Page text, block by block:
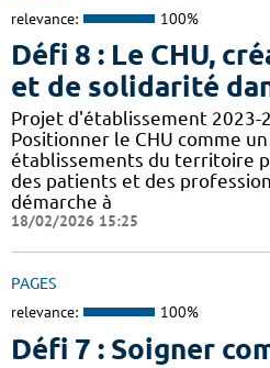
relevance: 100%
Défi 8 : Le CHU,
et de solidarité
Projet d'établissement 2023-
Positionner le CHU comme
établissements du territoire
des patients et des
démarche à
18/02/2026 15:25
PAGES
relevance: 100%
Défi 7 : Soigner